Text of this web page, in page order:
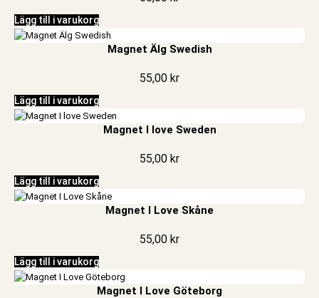
Lägg till i varukorg
Magnet Älg Swedish
55,00 kr
Lägg till i varukorg
Magnet I love Sweden
55,00 kr
Lägg till i varukorg
Magnet I Love Skåne
55,00 kr
Lägg till i varukorg
Magnet I Love Göteborg